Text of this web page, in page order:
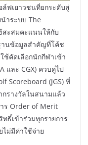
ล์ฟเยาวชนที่ยกระดับสู่
นำระบบ The
สะสมคะแนนให้กับ
านข้อมูลสำคัญที่โค้ช
ช้คัดเลือกนักกีฬาเข้า
และ CGX) ควบคู่ไป
Scoreboard (JGS) ที่
กรางวัลในสนามแล้ว
ร Order of Merit
ธิ์เข้าร่วมทุกรายการ
ไม่มีค่าใช้จ่าย